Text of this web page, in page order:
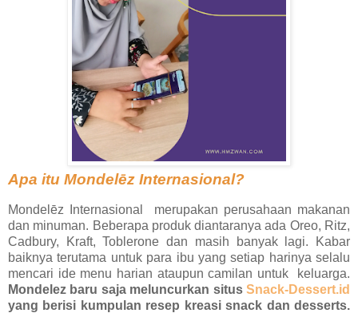
Apa itu Mondelēz Internasional?
Mondelēz Internasional merupakan perusahaan makanan
dan minuman. Beberapa produk diantaranya ada Oreo, Ritz,
Cadbury, Kraft, Toblerone dan masih banyak lagi. Kabar
baiknya terutama untuk para ibu yang setiap harinya selalu
mencari ide menu harian ataupun camilan untuk keluarga.
Mondelez baru saja meluncurkan situs Snack-Dessert.id
yang berisi kumpulan resep kreasi snack dan desserts.